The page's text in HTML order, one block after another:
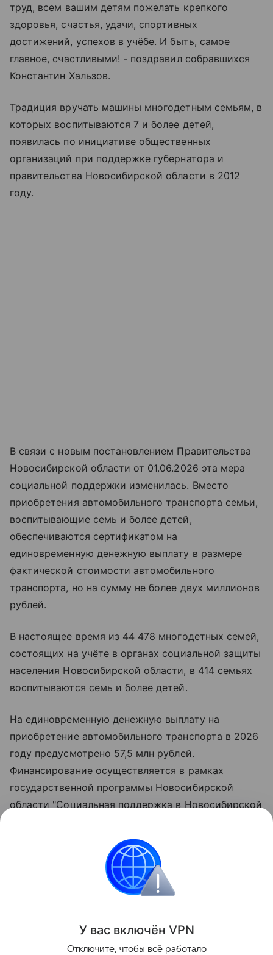
труд, всем вашим детям пожелать крепкого
здоровья, счастья, удачи, спортивных
достижений, успехов в учёбе. И быть, самое
главное, счастливыми! - поздравил собравшихся
Константин Хальзов.
Традиция вручать машины многодетным семьям, в
которых воспитываются 7 и более детей,
появилась по инициативе общественных
организаций при поддержке губернатора и
правительства Новосибирской области в 2012
году.
В связи с новым постановлением Правительства
Новосибирской области от 01.06.2026 эта мера
социальной поддержки изменилась. Вместо
приобретения автомобильного транспорта семьи,
воспитывающие семь и более детей,
обеспечиваются сертификатом на
единовременную денежную выплату в размере
фактической стоимости автомобильного
транспорта, но на сумму не более двух миллионов
рублей.
В настоящее время из 44 478 многодетных семей,
состоящих на учёте в органах социальной защиты
населения Новосибирской области, в 414 семьях
воспитываются семь и более детей.
На единовременную денежную выплату на
приобретение автомобильного транспорта в 2026
году предусмотрено 57,5 млн рублей.
Финансирование осуществляется в рамках
государственной программы Новосибирской
области "Социальная поддержка в Новосибирской
Правительства региона.
Всего, начиная с 2012 года, автомобили вручены
276 многодетным семьям.
Поделиться
У вас включён VPN
Отключите, чтобы всё работало